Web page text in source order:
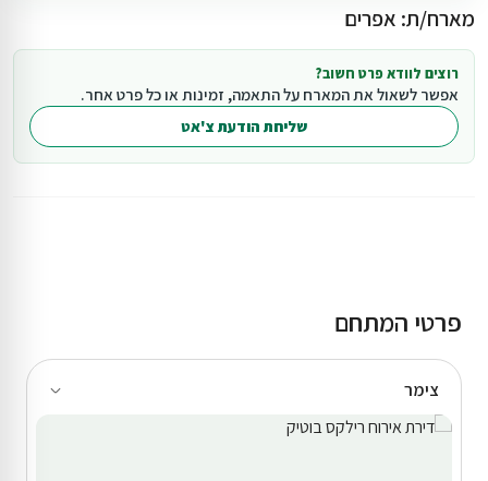
מארח/ת: אפרים
רוצים לוודא פרט חשוב?
אפשר לשאול את המארח על התאמה, זמינות או כל פרט אחר.
שליחת הודעת צ'אט
פרטי המתחם
צימר